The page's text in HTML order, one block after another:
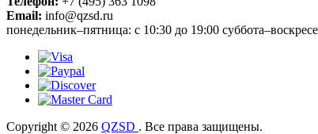
Email: info@qzsd.ru
понедельник–пятница: с 10:30 до 19:00
Copyright © 2026 QZSD . Все права защищены.